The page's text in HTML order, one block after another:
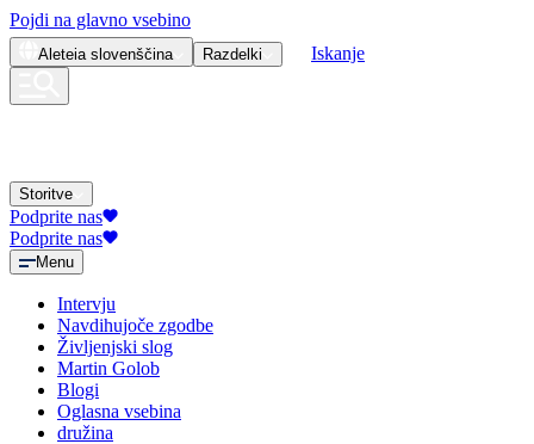
Pojdi na glavno vsebino
Aleteia slovenščina Razdelki Iskanje
Storitve
Podprite nas
Podprite nas
Menu
Intervju
Navdihujoče zgodbe
Življenjski slog
Martin Golob
Blogi
Oglasna vsebina
družina